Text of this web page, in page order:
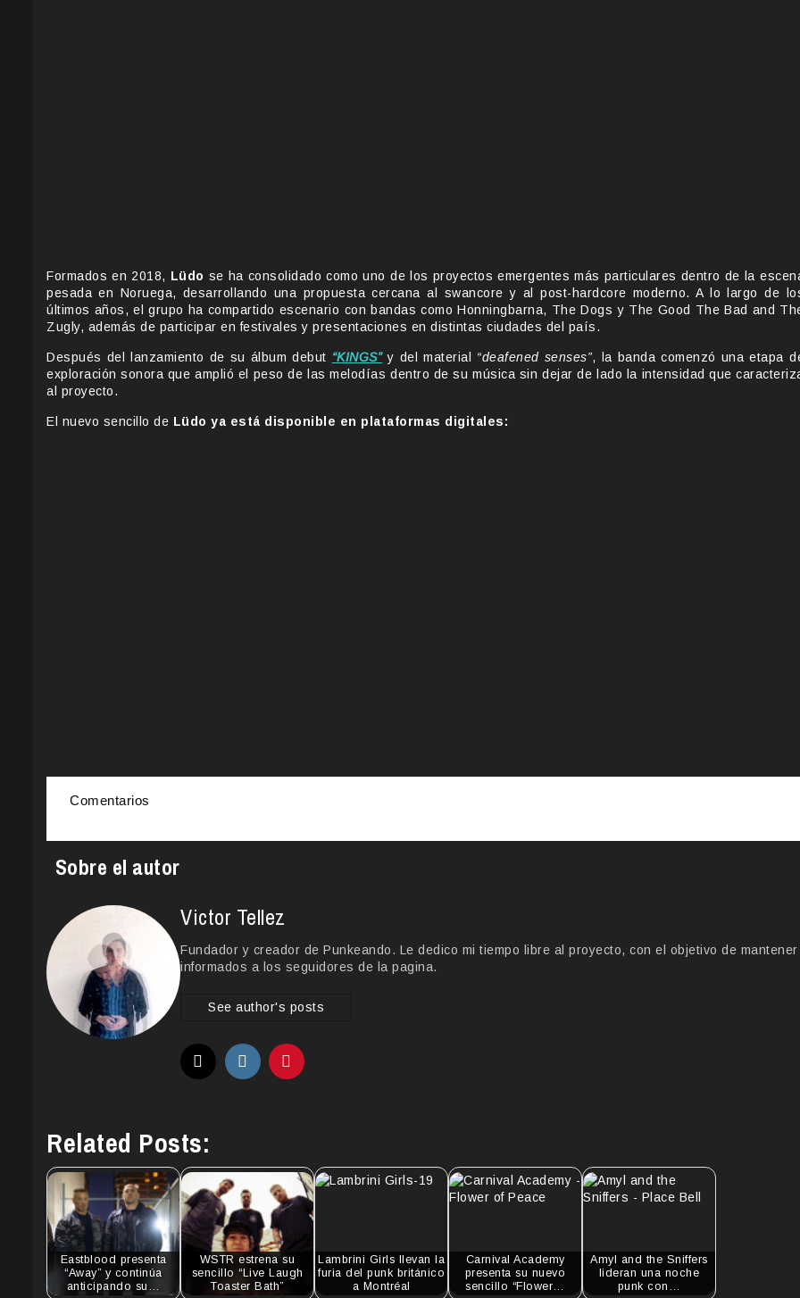
Formados en 2018, Lüdo se ha consolidado como uno de los proyectos emergentes más particulares dentro de la
pesada en Noruega, desarrollando una propuesta cercana al swancore y al post-hardcore moderno. A lo largo de
últimos años, el grupo ha compartido escenario con bandas como Honningbarna, The Dogs y The Good The Bad and
Zugly, además de participar en festivales y presentaciones en distintas ciudades del país.
Después del lanzamiento de su álbum debut “KINGS”y del material “deafened senses”, la banda comenzó una etapa
exploración sonora que amplió el peso de las melodías dentro de su música sin dejar de lado la intensidad que
al proyecto.
El nuevo sencillo de Lüdo ya está disponible en plataformas digitales:
Comentarios
Sobre el autor
Victor Tellez
Fundador y creador de Punkeando. Le dedico mi tiempo libre al proyecto, con el objetivo de mantener
informados a los seguidores de la pagina.
See author's posts
Related Posts:
Eastblood presenta
“Away” y continúa
anticipando su…
WSTR estrena su
sencillo “Live Laugh
Toaster Bath”
Lambrini Girls llevan la
furia del punk británico
a Montréal
Carnival Academy
presenta su nuevo
sencillo “Flower…
Amyl and the Sniffers
lideran una noche
punk con…